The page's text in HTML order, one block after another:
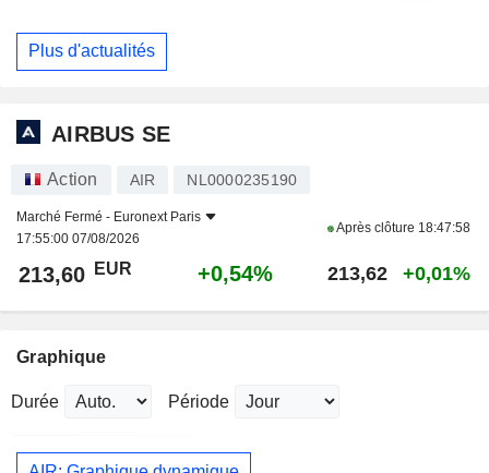
Plus d'actualités
AIRBUS SE
Action AIR NL0000235190
Marché Fermé - Euronext Paris
17:55:00 07/08/2026
Après clôture 18:47:58
213,60 EUR +0,54% 213,62 +0,01%
Graphique
Durée Période